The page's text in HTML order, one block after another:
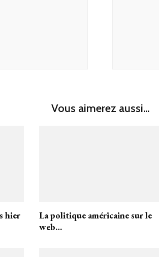
Vous aimerez aussi...
hier
La politique américaine sur le
web…